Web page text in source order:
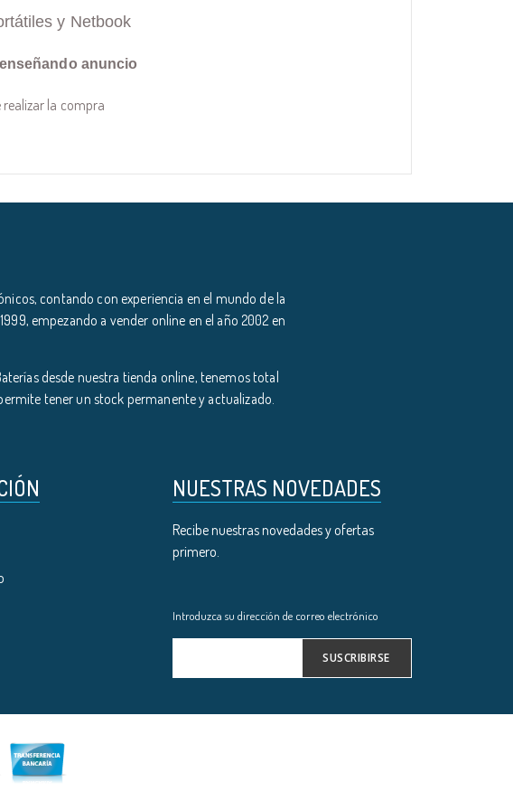
y Netbook
enseñando anuncio
la compra
contando con experiencia en el mundo de la
empezando a vender online en el año 2002 en
desde nuestra tienda online, tenemos total
tener un stock permanente y actualizado.
NUESTRAS NOVEDADES
Recibe nuestras novedades y ofertas
primero.
Introduzca su dirección de correo electrónico
SUSCRIBIRSE